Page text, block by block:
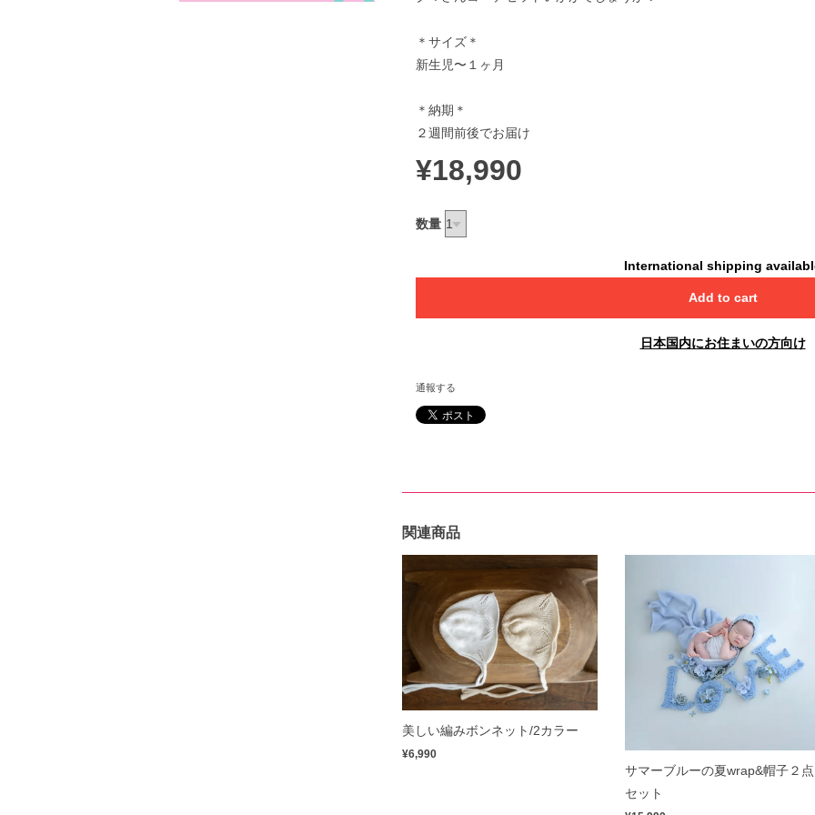
＊サイズ＊
新生児〜１ヶ月
＊納期＊
２週間前後でお届け
¥18,990
数量
International shipping
Add to cart
日本国内にお住まいの方向け
通報する
関連商品
美しい編みボンネット/2カラー
¥6,990
サマーブルーの夏wrap&帽子２点
セット